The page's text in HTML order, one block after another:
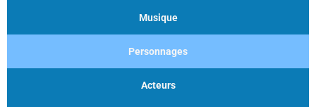
Musique
Personnages
Acteurs